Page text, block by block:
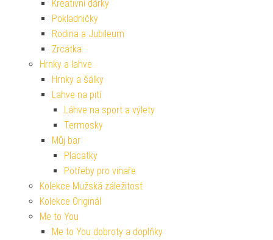
Kreativní dárky
Pokladničky
Rodina a Jubileum
Zrcátka
Hrnky a lahve
Hrnky a šálky
Lahve na pití
Láhve na sport a výlety
Termosky
Můj bar
Placatky
Potřeby pro vinaře
Kolekce Mužská záležitost
Kolekce Originál
Me to You
Me to You dobroty a doplňky